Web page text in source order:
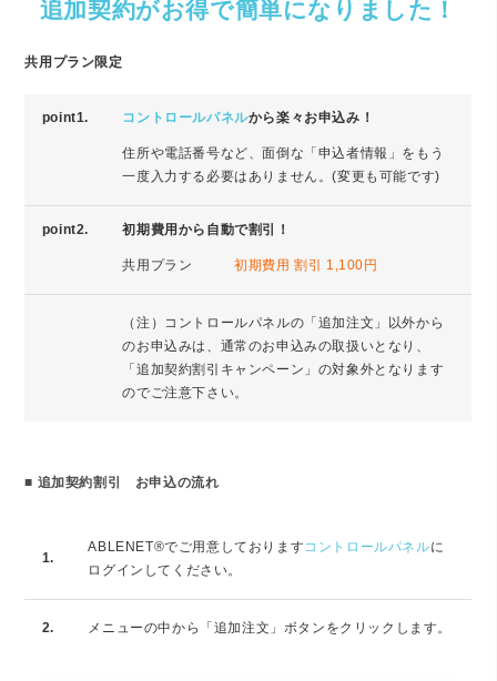
追加契約がお得で簡単になりました！
共用プラン限定
point1. コントロールパネルから楽々お申込み！
住所や電話番号など、面倒な「申込者情報」をもう
一度入力する必要はありません。(変更も可能です)
point2. 初期費用から自動で割引！
共用プラン初期費用 割引 1,100円
（注）コントロールパネルの「追加注文」以外から
のお申込みは、通常のお申込みの取扱いとなり、
「追加契約割引キャンペーン」の対象外となります
のでご注意下さい。
■ 追加契約割引 お申込の流れ
1.
ABLENET®でご用意しておりますコントロールパネルに
ログインしてください。
2. メニューの中から「追加注文」ボタンをクリックします。